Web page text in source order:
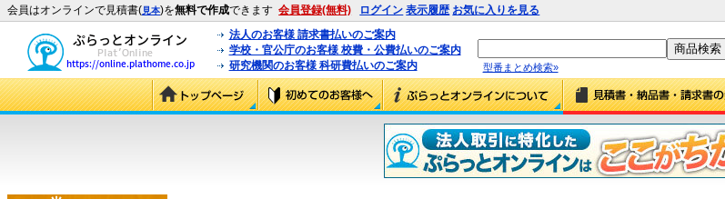
会員はオンラインで見積書(見本)を無料で作成できます 会員登録(無料) ログイン 表示履歴 お気に入りを見る
法人のお客様 請求書払いのご案内
学校・官公庁のお客様 校費・公費払いのご案内
研究機関のお客様 科研費払いのご案内
型番まとめ検索»